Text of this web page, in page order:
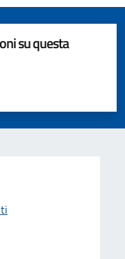
su questa